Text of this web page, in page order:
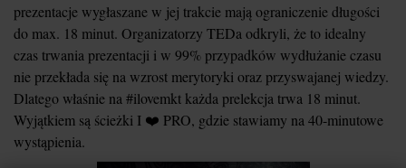
prezentacje wygłaszane w jej trakcie mają ograniczenie długości
do max. 18 minut. Organizatorzy TEDa odkryli, że to idealny
czas trwania prezentacji i w 99% przypadków wydłużanie czasu
nie przekłada się na wzrost merytoryki oraz przyswajanej wiedzy.
Dlatego właśnie na #ilovemkt każda prelekcja trwa 18 minut.
Wyjątkiem są ścieżki I ❤️ PRO, gdzie stawiamy na 40-minutowe
wystąpienia.